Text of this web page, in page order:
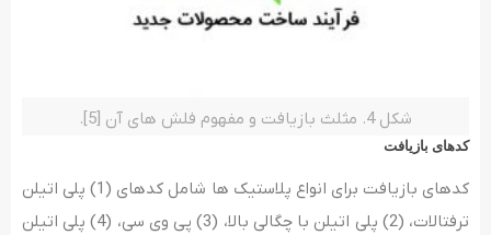
شکل 4. مثلث بازیافت و مفهوم فلش های آن [5].
کدهای بازیافت
کدهای بازیافت برای انواع پلاستیک ها شامل کدهای (1) پلی اتیلن
ترفتالات، (2) پلی اتیلن با چگالی بالا، (3) پی وی سی، (4) پلی اتیلن